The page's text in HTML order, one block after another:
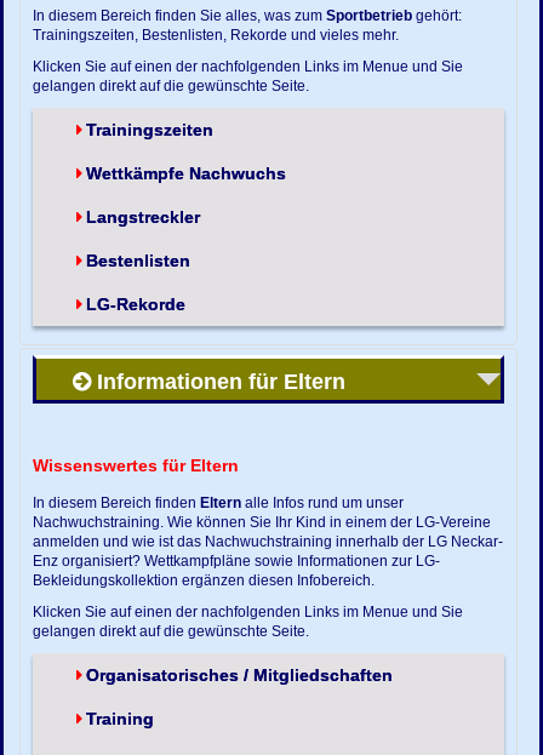
In diesem Bereich finden Sie alles, was zumSportbetrieb gehört:
Trainingszeiten, Bestenlisten, Rekorde und vieles mehr.
Klicken Sie auf einen der nachfolgenden Links im Menue und Sie
gelangen direkt auf die gewünschte Seite.
Trainingszeiten
Wettkämpfe Nachwuchs
Langstreckler
Bestenlisten
LG-Rekorde
Informationen für Eltern
Wissenswertes für Eltern
In diesem Bereich finden Eltern alle Infos rund um unser
Nachwuchstraining. Wie können Sie Ihr Kind in einem der LG-Vereine
anmelden und wie ist das Nachwuchstraining innerhalb der LG Neckar-
Enz organisiert? Wettkampfpläne sowie Informationen zur LG-
Bekleidungskollektion ergänzen diesen Infobereich.
Klicken Sie auf einen der nachfolgenden Links im Menue und Sie
gelangen direkt auf die gewünschte Seite.
Organisatorisches / Mitgliedschaften
Training